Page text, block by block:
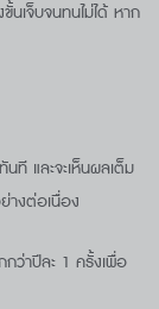
เจ็บจนทนไม่ได้ หาก
ที และจะเห็นผลเต็ม
ย่างต่อเนื่อง
ว่าปีละ 1 ครั้งเพื่อ